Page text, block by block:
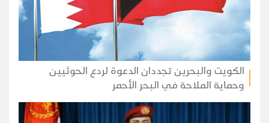
الكويت والبحرين تجددان الدعوة لردع الحوثيين
وحماية الملاحة في البحر الأحمر